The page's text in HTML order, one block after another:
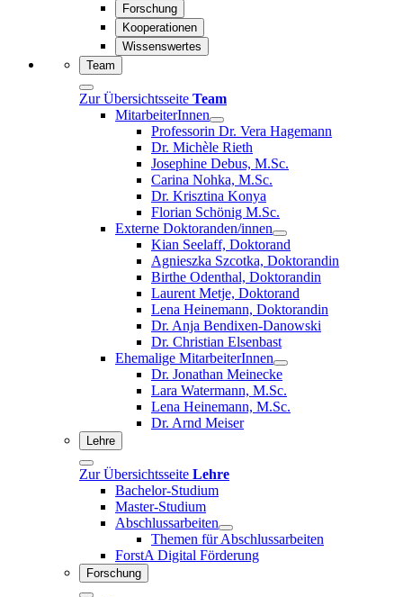
Forschung
Kooperationen
Wissenswertes
Team
Zur Übersichtsseite Team
MitarbeiterInnen
Professorin Dr. Vera Hagemann
Dr. Michèle Rieth
Josephine Debus, M.Sc.
Carina Nohka, M.Sc.
Dr. Krisztina Konya
Florian Schönig M.Sc.
Externe Doktoranden/innen
Kian Seelaff, Doktorand
Agnieszka Szcotka, Doktorandin
Birthe Odenthal, Doktorandin
Laurent Metje, Doktorand
Lena Heinemann, Doktorandin
Dr. Anja Bendixen-Danowski
Dr. Christian Elsenbast
Ehemalige MitarbeiterInnen
Dr. Jonathan Meinecke
Lara Watermann, M.Sc.
Lena Heinemann, M.Sc.
Dr. Arnd Meiser
Lehre
Zur Übersichtsseite Lehre
Bachelor-Studium
Master-Studium
Abschlussarbeiten
Themen für Abschlussarbeiten
ForstA Digital Förderung
Forschung